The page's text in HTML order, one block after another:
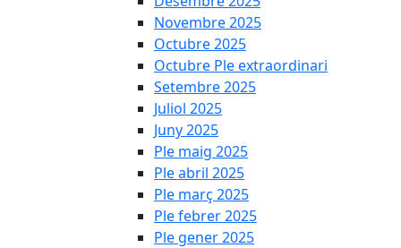
Novembre 2025
Octubre 2025
Octubre Ple extraordinari
Setembre 2025
Juliol 2025
Juny 2025
Ple maig 2025
Ple abril 2025
Ple març 2025
Ple febrer 2025
Ple gener 2025